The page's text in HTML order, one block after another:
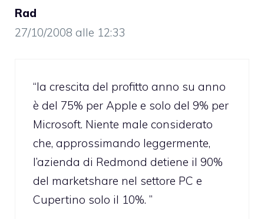
Rad
27/10/2008 alle 12:33
“la crescita del profitto anno su anno
è del 75% per Apple e solo del 9% per
Microsoft. Niente male considerato
che, approssimando leggermente,
l’azienda di Redmond detiene il 90%
del marketshare nel settore PC e
Cupertino solo il 10%. ”